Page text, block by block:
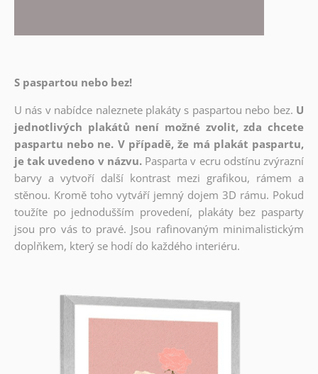
S paspartou nebo bez!
U nás v nabídce naleznete plakáty s paspartou nebo bez. U
jednotlivých plakátů není možné zvolit, zda chcete
paspartu nebo ne. V případě, že má plakát paspartu,
je tak uvedeno v názvu. Pasparta v ecru odstínu zvýrazní
barvy a vytvoří další kontrast mezi grafikou, rámem a
stěnou. Kromě toho vytváří jemný dojem 3D rámu. Pokud
toužíte po jednodušším provedení, plakáty bez pasparty
jsou pro vás to pravé. Jsou rafinovaným minimalistickým
doplňkem, který se hodí do každého interiéru.